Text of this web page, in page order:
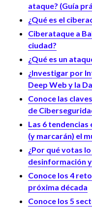
ataque? (Guía
¿Qué es el
Ciberataque a
ciudad?
¿Qué es un
¿Investigar por
Deep Web y la
Conoce las
de
Las 6 tendencias
(y marcarán) el
¿Por qué votas
desinformación
Conoce los 4
próxima década
Conoce los 5